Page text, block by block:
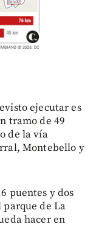
ejecutar es
tramo de 49
de la vía
Montebello y
puentes y dos
de La
hacer en